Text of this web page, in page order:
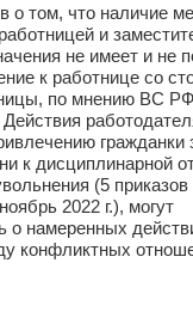
о том, что наличие
и
не имеет и не
к работнице со
по мнению ВС
к дисциплинарной
(5 приказов
2022 г.), могут
о намеренных
конфликтных